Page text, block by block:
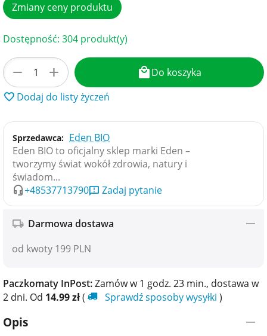
Zmiany ceny produktu
Dostępność: 304 produkt(y)
+
−
Do koszyka
Dodaj do listy życzeń
Sprzedawca: Eden BIO
Eden BIO to oficjalny sklep marki Eden –
tworzymy świat wokół zdrowia, natury i
świadom...
+48537713790
Zadaj pytanie
Darmowa dostawa
od kwoty 199 PLN
Paczkomaty InPost:Zamów w 1 godz. 23 min., dostawa w​​
2 dni. Od 14.99zł( Sprawdź sposoby wysyłki )
Opis